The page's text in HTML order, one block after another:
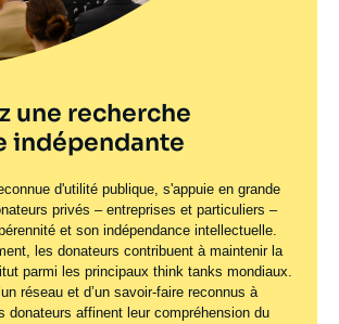
une recherche
indépendante
d'utilité publique, s'appuie en grande
privés – entreprises et particuliers –
et son indépendance intellectuelle.
les donateurs contribuent à maintenir la
parmi les principaux think tanks mondiaux.
réseau et d’un savoir-faire reconnus à
donateurs affinent leur compréhension du